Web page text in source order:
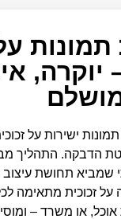
יוקרה,
מושלם
ישירות על
הדבקה. התהליך
שמביא תחושת עיצוב
על זכוכית מתאימה
או משרד –